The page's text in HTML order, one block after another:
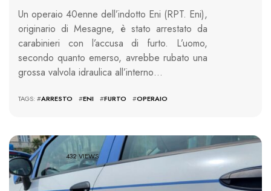
Un operaio 40enne dell’indotto Eni (RPT. Eni),
originario di Mesagne, è stato arrestato da
carabinieri con l’accusa di furto. L’uomo,
secondo quanto emerso, avrebbe rubato una
grossa valvola idraulica all’interno…
TAGS: #ARRESTO #ENI #FURTO #OPERAIO
432 VIEWS